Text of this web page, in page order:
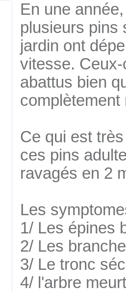
En une
plusieurs pins
jardin ont
vitesse.
abattus bien
complètement
Ce qui est
ces pins
ravagés en 2
Les
1/ Les épines
2/ Les
3/ Le tronc
4/ l'arbre